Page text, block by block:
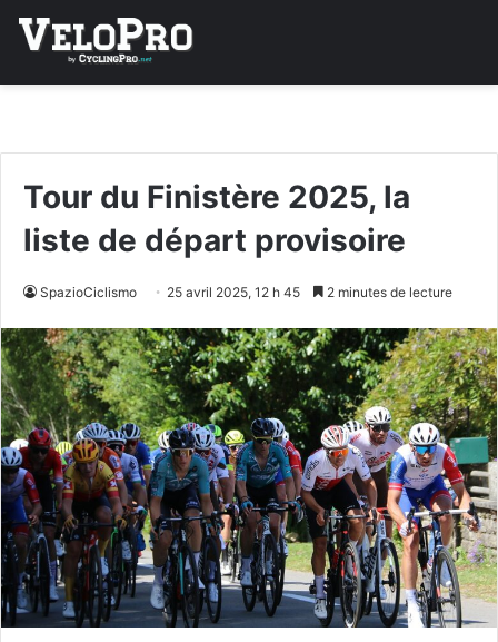
Tour du Finistère 2025, la
liste de départ provisoire
SpazioCiclismo 25 avril 2025, 12 h 45 2 minutes de lecture